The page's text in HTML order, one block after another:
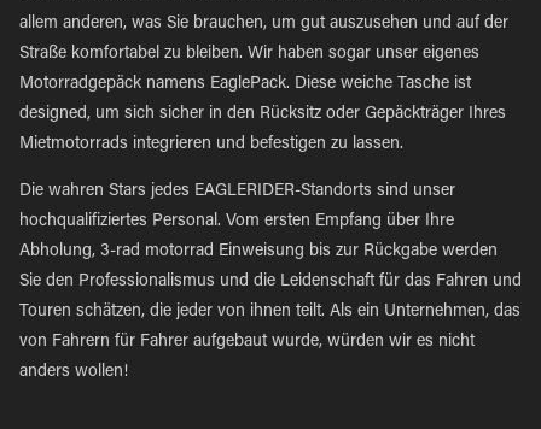
allem anderen, was Sie brauchen, um gut auszusehen und auf der
Straße komfortabel zu bleiben. Wir haben sogar unser eigenes
Motorradgepäck namens EaglePack. Diese weiche Tasche ist
designed, um sich sicher in den Rücksitz oder Gepäckträger Ihres
Mietmotorrads integrieren und befestigen zu lassen.
Die wahren Stars jedes EAGLERIDER-Standorts sind unser
hochqualifiziertes Personal. Vom ersten Empfang über Ihre
Abholung, 3-rad motorrad Einweisung bis zur Rückgabe werden
Sie den Professionalismus und die Leidenschaft für das Fahren und
Touren schätzen, die jeder von ihnen teilt. Als ein Unternehmen, das
von Fahrern für Fahrer aufgebaut wurde, würden wir es nicht
anders wollen!